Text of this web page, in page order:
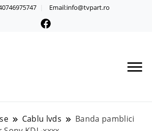
Email:info@tvpart.ro
Cablu lvds
Banda pamblici